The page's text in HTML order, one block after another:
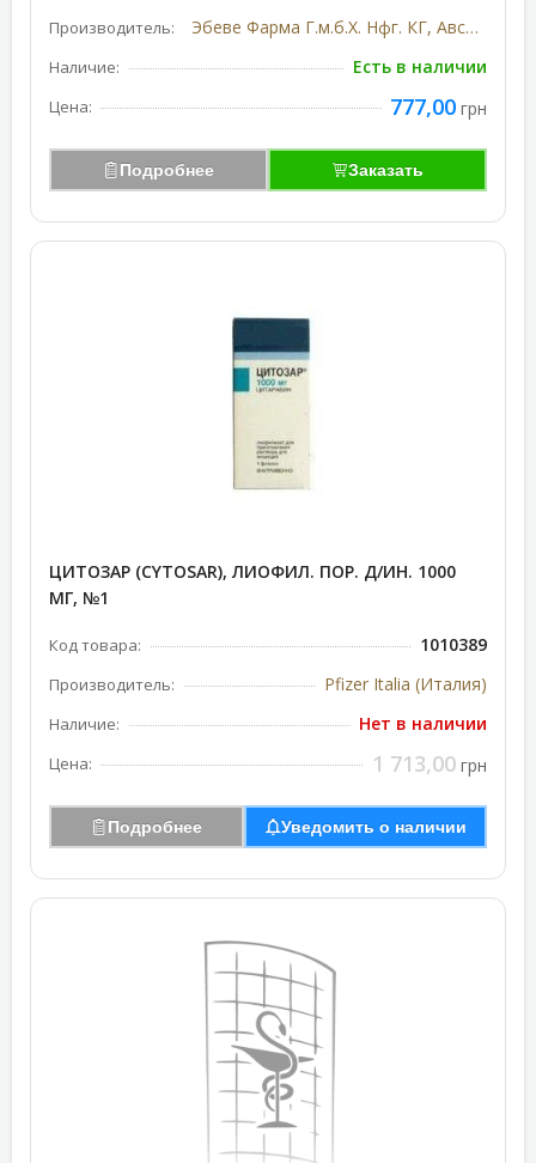
Производитель: Эбеве Фарма Г.м.б.Х. Нфг. КГ, Австрия
Наличие: Есть в наличии
Цена: 777,00 грн
Подробнее Заказать
ЦИТОЗАР (CYTOSAR), ЛИОФИЛ. ПОР. Д/ИН. 1000
МГ, №1
Код товара: 1010389
Производитель: Pfizer Italia (Италия)
Наличие: Нет в наличии
Цена: 1 713,00 грн
Подробнее Уведомить о наличии